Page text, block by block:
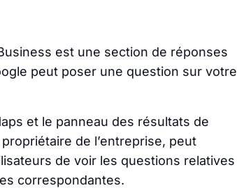
est une section de réponses
peut poser une question sur votre
et le panneau des résultats de
de l’entreprise, peut
de voir les questions relatives
correspondantes.